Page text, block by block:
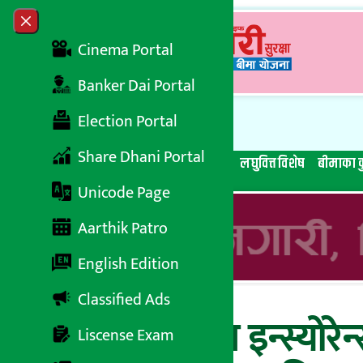
Skip to content
Close menu
Cinema Portal
Banker Dai Portal
Election Portal
Share Dhani Portal
Unicode Page
Aarthik Patro
English Edition
Classified Ads
Liscense Exam
सबै समाचार बेथिति मुर्दाबाद बैंकिङ विशेष लघुवित्त विशेष बीमाका
हिमालयन जनरल